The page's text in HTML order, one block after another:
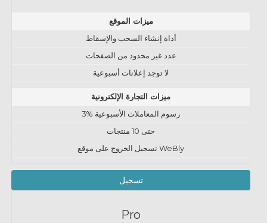
ميزات الموقع
أداة إنشاء السحب والإسقاط
عدد غير محدود من الصفحات
لا توجد إعلانات أسبوعية
ميزات التجارة الإلكترونية
3% رسوم المعاملات الأسبوعية
حتى 10 منتجات
تسجيل الخروج على موقع WeBly
تسجيل
Pro